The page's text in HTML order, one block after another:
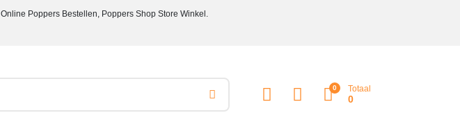
Online Poppers Bestellen, Poppers Shop Store Winkel.
0 Totaal
0